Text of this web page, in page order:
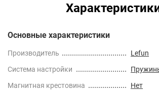
Основные характеристики
Производитель
Lefun
Cистема настройки
Магнитная крестовина
Нет